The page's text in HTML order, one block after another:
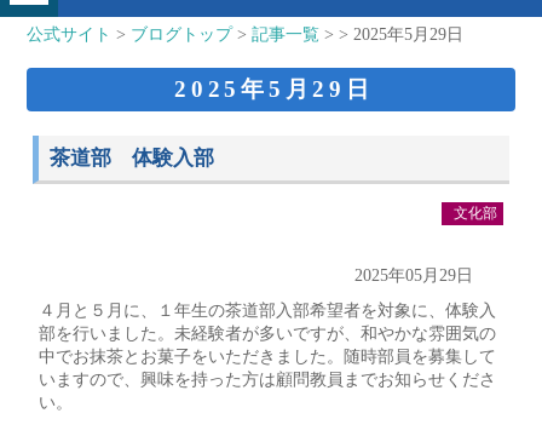
公式サイト > ブログトップ>記事一覧 > > 2025年5月29日
2025年5月29日
茶道部 体験入部
文化部
2025年05月29日
４月と５月に、１年生の茶道部入部希望者を対象に、体験入
部を行いました。未経験者が多いですが、和やかな雰囲気の
中でお抹茶とお菓子をいただきました。随時部員を募集して
いますので、興味を持った方は顧問教員までお知らせくださ
い。